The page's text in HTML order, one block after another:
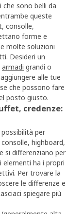
che sono belli da
queste
consolle,
forme e
molte soluzioni
Desideri un
armadi grandi o
alle tue
che possono fare
posto giusto.
credenze:
per
highboard,
si differenziano per
elementi ha i propri
Per trovare la
le differenze e
spiegare più